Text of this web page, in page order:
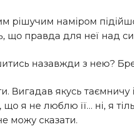
рішучим наміром
що правда для неї над
назавжди з нею?
Вигадав якусь
я не люблю її… ні, я
можу сказати.